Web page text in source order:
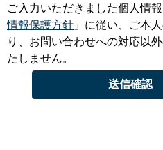
ご入力いただきました個人情
情報保護方針 」に従い、ご本
り、お問い合わせへの対応以
たしません。